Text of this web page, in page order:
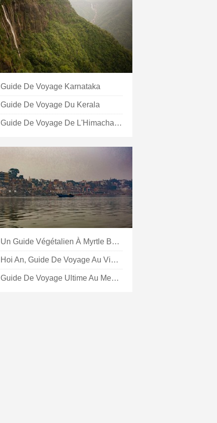
Guide De Voyage Karnataka
Guide De Voyage Du Kerala
Guide De Voyage De L'Himachal Pradesh
Un Guide Végétalien À Myrtle Beach
Hoi An, Guide De Voyage Au Vietnam
Guide De Voyage Ultime Au Mexique